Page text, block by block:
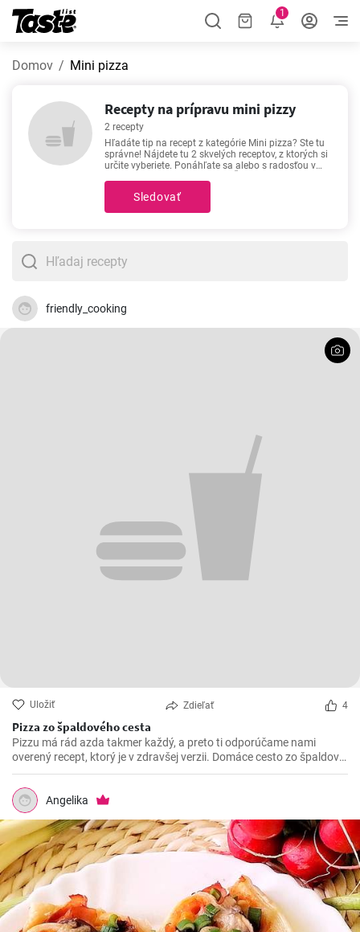
1
Domov Mini pizza
Recepty na prípravu mini pizzy
2 recepty
Hľadáte tip na recept z kategórie Mini pizza? Ste tu
správne! Nájdete tu 2 skvelých receptov, z ktorých si
určite vyberiete. Ponáhľate sa alebo s radosťou v
35 minút. Presný časový údaj je uvedený pri
každom recepte konkrétne. Ak sa povie dobrý recept,
Sledovať
friendly_cooking
Uložiť Zdieľať 4
Pizza zo špaldového cesta
Pizzu má rád azda takmer každý, a preto ti odporúčame nami
overený recept, ktorý je v zdravšej verzii. Domáce cesto zo špaldovej
múky si určite obľúbiš. Odporúčame aj prípravu vo verzii mini
pizziek.
Angelika